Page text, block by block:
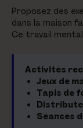
Proposez des
dans la maison
Ce travail mental
Activités
Jeux de
Tapis de
Séances